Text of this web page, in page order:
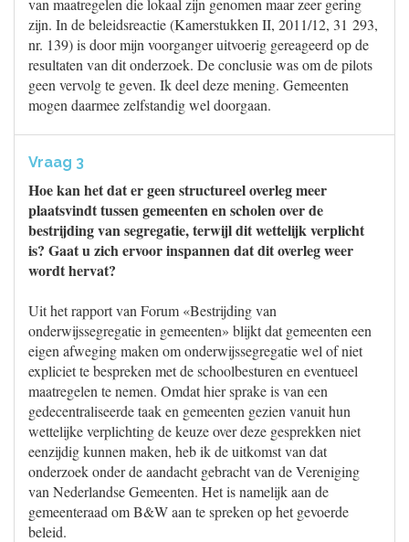
van maatregelen die lokaal zijn genomen maar zeer gering
zijn. In de beleidsreactie (Kamerstukken II, 2011/12, 31 293,
nr. 139) is door mijn voorganger uitvoerig gereageerd op de
resultaten van dit onderzoek. De conclusie was om de pilots
geen vervolg te geven. Ik deel deze mening. Gemeenten
mogen daarmee zelfstandig wel doorgaan.
Vraag 3
Hoe kan het dat er geen structureel overleg meer
plaatsvindt tussen gemeenten en scholen over de
bestrijding van segregatie, terwijl dit wettelijk verplicht
is? Gaat u zich ervoor inspannen dat dit overleg weer
wordt hervat?
Uit het rapport van Forum «Bestrijding van
onderwijssegregatie in gemeenten» blijkt dat gemeenten een
eigen afweging maken om onderwijssegregatie wel of niet
expliciet te bespreken met de schoolbesturen en eventueel
maatregelen te nemen. Omdat hier sprake is van een
gedecentraliseerde taak en gemeenten gezien vanuit hun
wettelijke verplichting de keuze over deze gesprekken niet
eenzijdig kunnen maken, heb ik de uitkomst van dat
onderzoek onder de aandacht gebracht van de Vereniging
van Nederlandse Gemeenten. Het is namelijk aan de
gemeenteraad om B&W aan te spreken op het gevoerde
beleid.